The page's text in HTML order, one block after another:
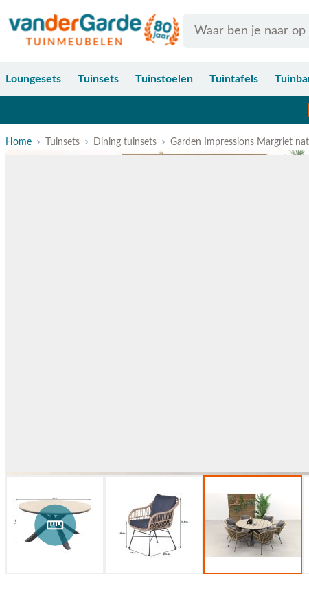
Loungesets Tuinsets Tuinstoelen Tuintafels
Home Tuinsets Dining tuinsets Garden Impressions Margriet